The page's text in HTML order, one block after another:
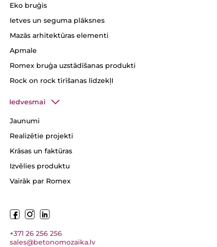
Eko bruģis
Ietves un seguma plāksnes
Mazās arhitektūras elementi
Apmale
Romex bruģa uzstādīšanas produkti
Rock on rock tīrīšanas līdzekļI
Iedvesmai
Jaunumi
Realizētie projekti
Krāsas un faktūras
Izvēlies produktu
Vairāk par Romex
+371 26 256 256
sales@betonomozaika.lv